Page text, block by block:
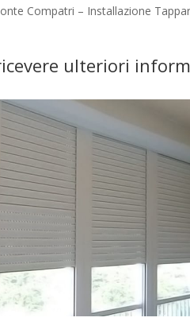
Compatri – Installazione
ulteriori